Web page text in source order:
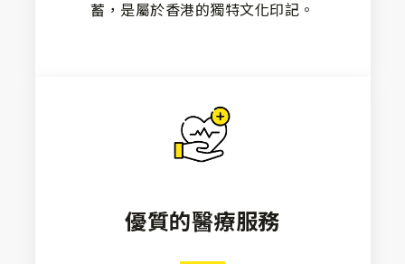
蓄，是屬於香港的獨特文化印記。
優質的醫療服務